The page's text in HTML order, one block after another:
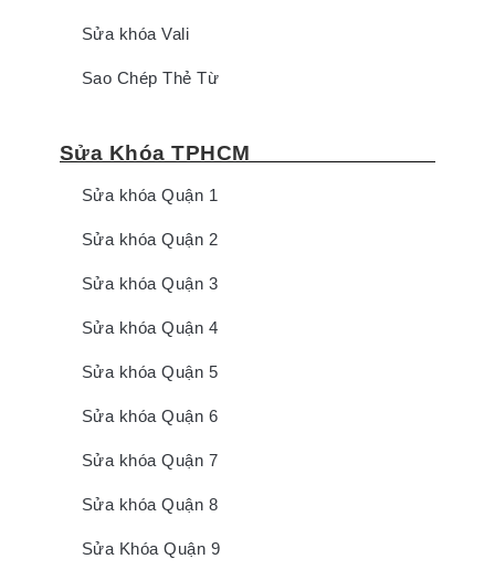
Sửa khóa Vali
Sao Chép Thẻ Từ
Sửa Khóa TPHCM
Sửa khóa Quận 1
Sửa khóa Quận 2
Sửa khóa Quận 3
Sửa khóa Quận 4
Sửa khóa Quận 5
Sửa khóa Quận 6
Sửa khóa Quận 7
Sửa khóa Quận 8
Sửa Khóa Quận 9